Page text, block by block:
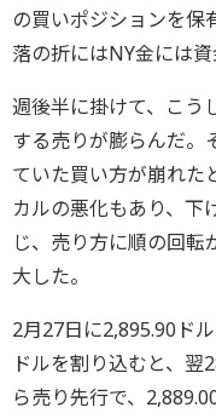
の買いポジションを保
落の折にはNY金には
週後半に掛けて、こう
する売りが膨らんだ。
ていた買い方が崩れた
カルの悪化もあり、下
じ、売り方に順の回転
大した。
2月27日に2,895.90ド
ドルを割り込むと、
ら売り先行で、